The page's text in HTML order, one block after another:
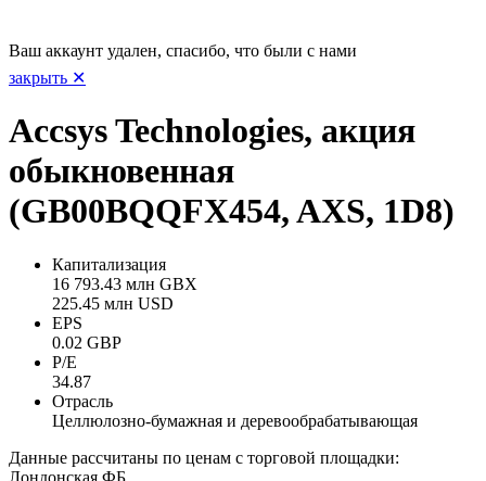
Ваш аккаунт удален, спасибо, что были с нами
закрыть ✕
Accsys Technologies, акция
обыкновенная
(GB00BQQFX454, AXS, 1D8)
Капитализация
16 793.43 млн GBX
225.45 млн USD
EPS
0.02 GBP
P/E
34.87
Отрасль
Целлюлозно-бумажная и деревообрабатывающая
Данные рассчитаны по ценам с торговой площадки:
Лондонская ФБ